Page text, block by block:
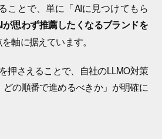
ことで、単に「AIに見つけてもら
が思わず推薦したくなるブランドを
軸に据えています。
押さえることで、自社のLLMO対策
の順番で進めるべきか」が明確に